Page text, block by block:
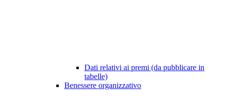
Dati relativi ai premi (da pubblicare in
tabelle)
Benessere organizzativo